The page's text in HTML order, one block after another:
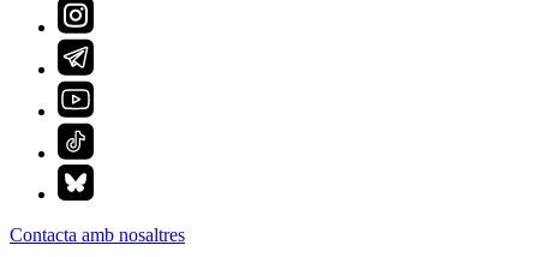
Contacta amb nosaltres